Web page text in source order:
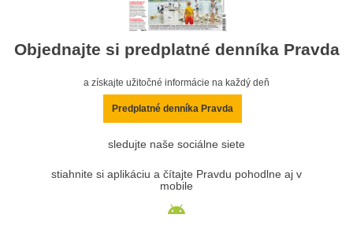
Objednajte si predplatné denníka Pravda
a získajte užitočné informácie na každý deň
Predplatné denníka Pravda
sledujte naše sociálne siete
stiahnite si aplikáciu a čítajte Pravdu pohodlne aj v
mobile